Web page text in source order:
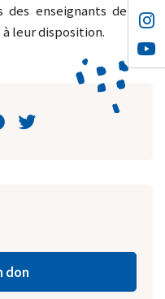
enseignants de vos
leur disposition.
don